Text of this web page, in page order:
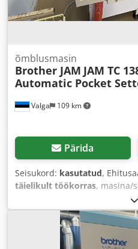
Valga 109 km
õmblusmasin
Brother JAM JAM TC
Automatic Pocket
Pärida
Seisukord: kasutatud,
täielikult töökorras, masina/
,
vool:kolmefaasiline, edasi
toitesammu pikkus Y-teljel: